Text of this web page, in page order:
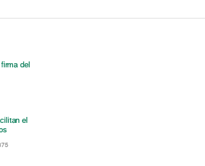
del
el